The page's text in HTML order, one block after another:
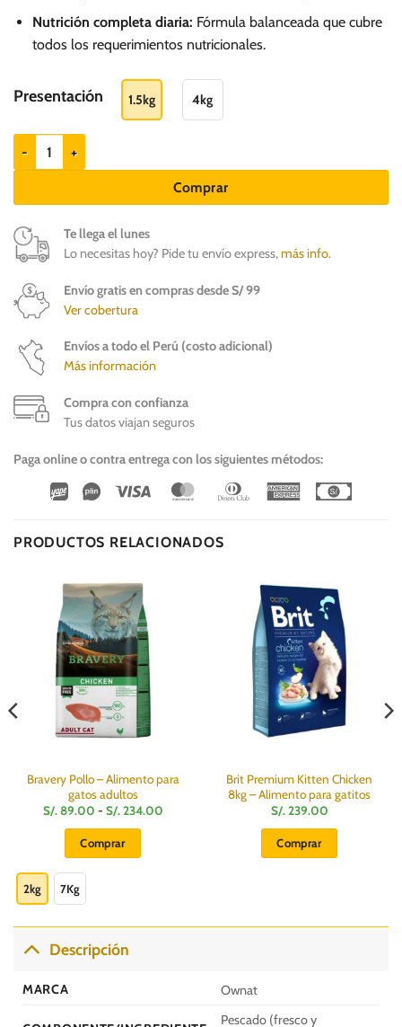
Nutrición completa diaria: Fórmula balanceada que cubre
todos los requerimientos nutricionales.
Presentación 1.5kg 4kg
Ownat Classic Fish - Gatos adultos cantidad
Comprar
Te llega el lunes
Lo necesitas hoy? Pide tu envío express,más info.
Envío gratis en compras desde S/ 99
Ver cobertura
Envíos a todo el Perú (costo adicional)
Más información
Compra con confianza
Tus datos viajan seguros
Paga online o contra entrega con los siguientes métodos:
Wirecard
Vipps Visa MasterCardDinners
American
PRODUCTOS RELACIONADOS
Bravery Pollo – Alimento para
gatos adultos
S/.89.00 - S/.234.00Rango
Comprar
múltiples
variantes.
Las
2kg 7Kg
Brit Premium Kitten Chicken
8kg – Alimento para gatitos
S/.239.00
Comprar
Descripción
MARCA Ownat
Pescado (fresco y